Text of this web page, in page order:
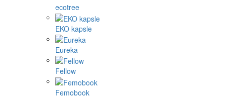
ecotree
EKO kapsle
Eureka
Fellow
Femobook